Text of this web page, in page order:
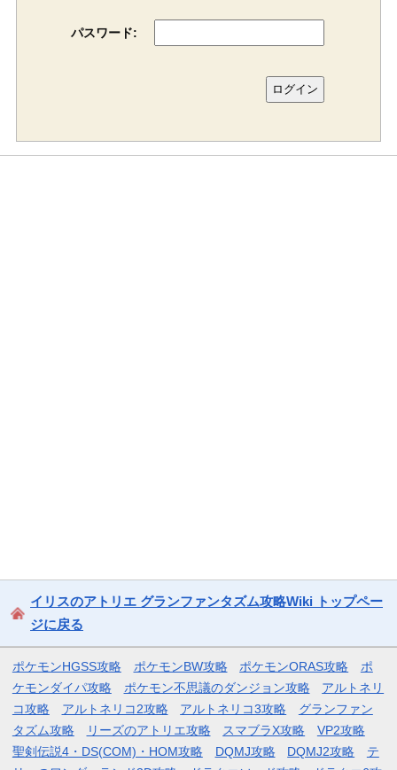
パスワード:
イリスのアトリエ グランファンタズム攻略Wiki トップペー
ジに戻る
ポケモンHGSS攻略 ポケモンBW攻略 ポケモンORAS攻略
ポ
ケモンダイパ攻略
ポケモン不思議のダンジョン攻略
アルトネリ
コ攻略
アルトネリコ2攻略 アルトネリコ3攻略
グランファン
タズム攻略
リーズのアトリエ攻略 スマブラX攻略
VP2攻略
聖剣伝説4・DS(COM)・HOM攻略
DQMJ攻略 DQMJ2攻略
テ